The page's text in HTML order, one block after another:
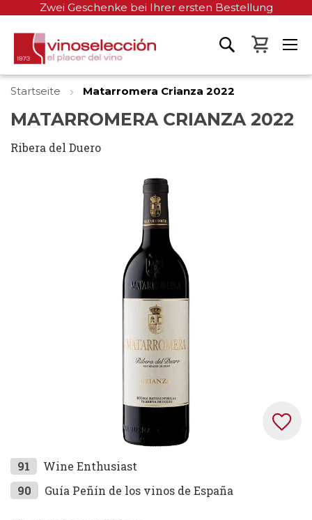
Zwei Geschenke bei Ihrer ersten Bestellung
Mein
Startseite Matarromera Crianza 2022
MATARROMERA CRIANZA 2022
Ribera del Duero
Zum
Anfang
der
91
Wine Enthusiast
90
Guía Peñín de los vinos de España